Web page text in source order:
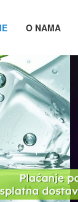
O NAMA